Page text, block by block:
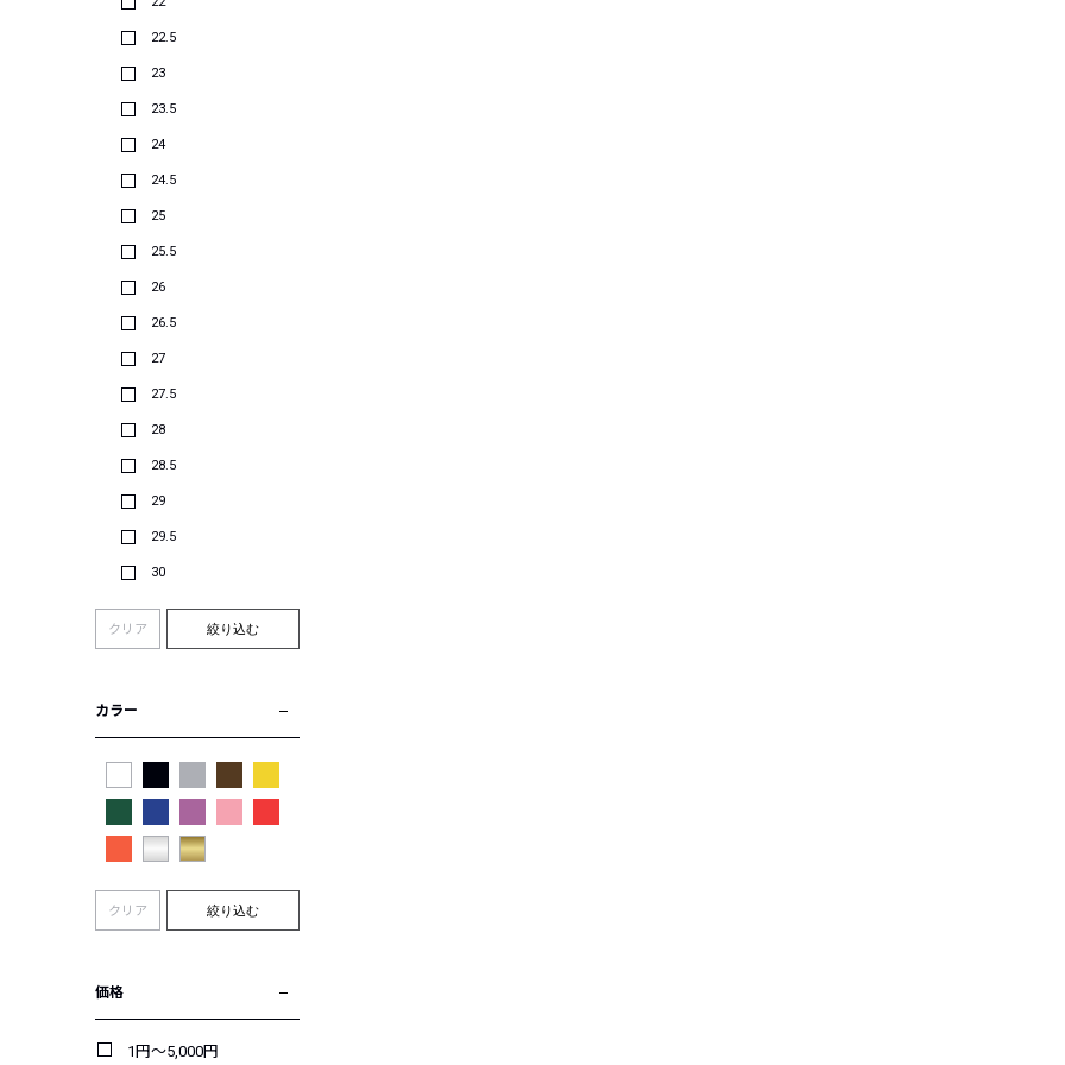
22.5
23
23.5
24
24.5
25
25.5
26
26.5
27
27.5
28
28.5
29
29.5
30
クリア 絞り込む
カラー
クリア 絞り込む
価格
1円～5,000円